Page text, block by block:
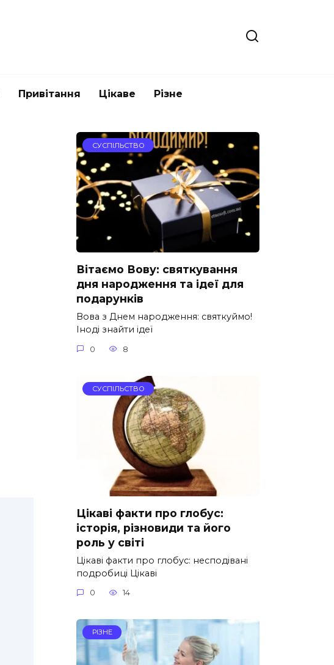
Привітання Цікаве Різне
СУСПІЛЬСТВО
Вітаємо Вову: святкування
дня народження та ідеї для
подарунків
Вова з Днем народження: святкуймо!
Іноді знайти ідеї
0 8
СУСПІЛЬСТВО
Цікаві факти про глобус:
історія, різновиди та його
роль у світі
Цікаві факти про глобус: несподівані
подробиці Цікаві
0 14
РІЗНЕ